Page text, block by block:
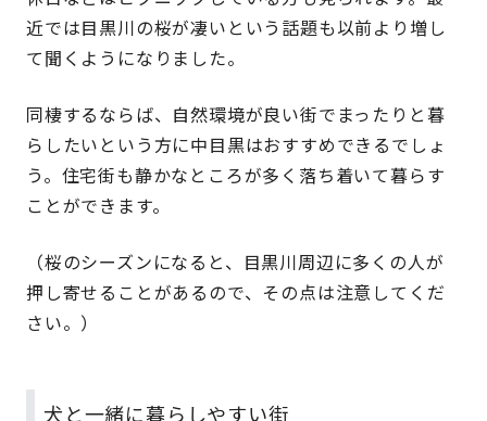
近では目黒川の桜が凄いという話題も以前より増し
て聞くようになりました。
同棲するならば、自然環境が良い街でまったりと暮
らしたいという方に中目黒はおすすめできるでしょ
う。住宅街も静かなところが多く落ち着いて暮らす
ことができます。
（桜のシーズンになると、目黒川周辺に多くの人が
押し寄せることがあるので、その点は注意してくだ
さい。）
犬と一緒に暮らしやすい街